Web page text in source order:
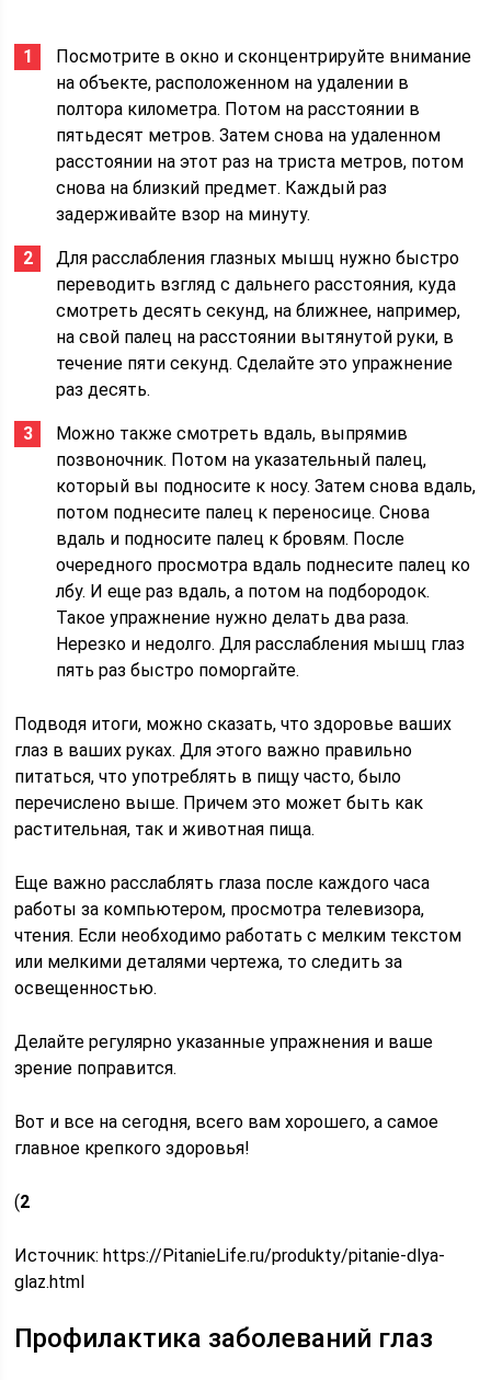
Посмотрите в окно и сконцентрируйте внимание
на объекте, расположенном на удалении в
полтора километра. Потом на расстоянии в
пятьдесят метров. Затем снова на удаленном
расстоянии на этот раз на триста метров, потом
снова на близкий предмет. Каждый раз
задерживайте взор на минуту.
Для расслабления глазных мышц нужно быстро
переводить взгляд с дальнего расстояния, куда
смотреть десять секунд, на ближнее, например,
на свой палец на расстоянии вытянутой руки, в
течение пяти секунд. Сделайте это упражнение
раз десять.
Можно также смотреть вдаль, выпрямив
позвоночник. Потом на указательный палец,
который вы подносите к носу. Затем снова вдаль,
потом поднесите палец к переносице. Снова
вдаль и подносите палец к бровям. После
очередного просмотра вдаль поднесите палец ко
лбу. И еще раз вдаль, а потом на подбородок.
Такое упражнение нужно делать два раза.
Нерезко и недолго. Для расслабления мышц глаз
пять раз быстро поморгайте.
Подводя итоги, можно сказать, что здоровье ваших
глаз в ваших руках. Для этого важно правильно
питаться, что употреблять в пищу часто, было
перечислено выше. Причем это может быть как
растительная, так и животная пища.
Еще важно расслаблять глаза после каждого часа
работы за компьютером, просмотра телевизора,
чтения. Если необходимо работать с мелким текстом
или мелкими деталями чертежа, то следить за
освещенностью.
Делайте регулярно указанные упражнения и ваше
зрение поправится.
Вот и все на сегодня, всего вам хорошего, а самое
главное крепкого здоровья!
(2
Источник:https://PitanieLife.ru/produkty/pitanie-dlya-
glaz.html
Профилактика заболеваний глаз